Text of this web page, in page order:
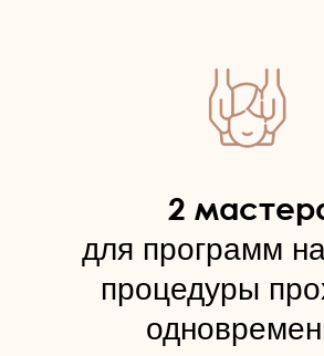
Хочу получать новости, специальные
предложения и сообщения от IDOL
Правовая информация